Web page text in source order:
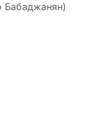
Бабаджанян)